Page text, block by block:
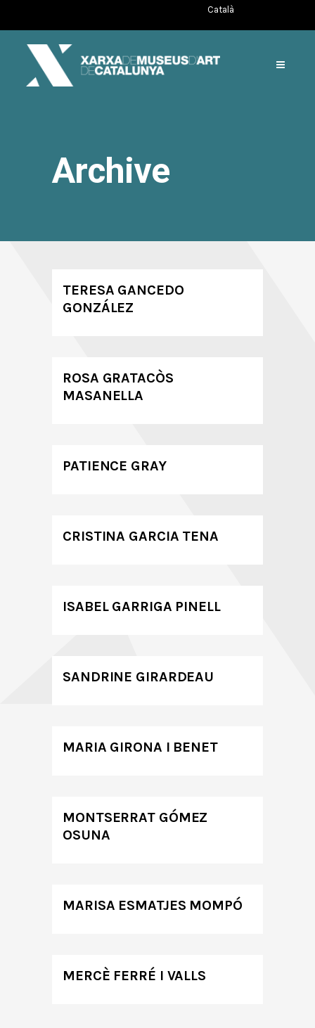
Català
Archive
TERESA GANCEDO
GONZÁLEZ
ROSA GRATACÒS
MASANELLA
PATIENCE GRAY
CRISTINA GARCIA TENA
ISABEL GARRIGA PINELL
SANDRINE GIRARDEAU
MARIA GIRONA I BENET
MONTSERRAT GÓMEZ
OSUNA
MARISA ESMATJES MOMPÓ
MERCÈ FERRÉ I VALLS